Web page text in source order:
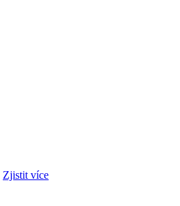
Zjistit více